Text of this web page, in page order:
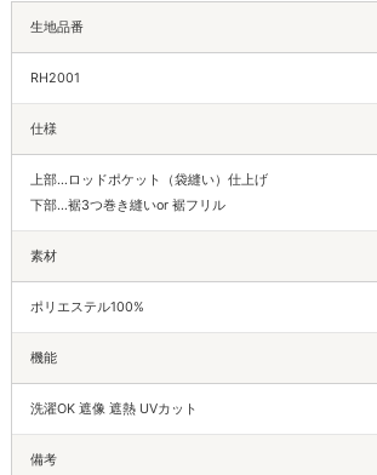
生地品番
RH2001
仕様
上部…ロッドポケット（袋縫い）仕上げ
下部…裾3つ巻き縫いor 裾フリル
素材
ポリエステル100%
機能
洗濯OK 遮像 遮熱 UVカット
備考